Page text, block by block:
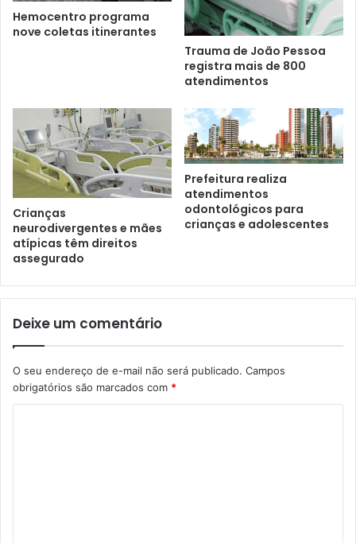
Hemocentro programa
nove coletas itinerantes
Trauma de João Pessoa
registra mais de 800
atendimentos
Crianças
neurodivergentes e mães
atípicas têm direitos
assegurado
Prefeitura realiza
atendimentos
odontológicos para
crianças e adolescentes
Deixe um comentário
O seu endereço de e-mail não será publicado. Campos
obrigatórios são marcados com *